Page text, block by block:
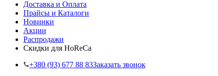
Доставка и Оплата
Прайсы и Каталоги
Новинки
Акции
Распродажи
Скидки для HoReCa
+38‎0 (93) 677 88 83Заказать звонок